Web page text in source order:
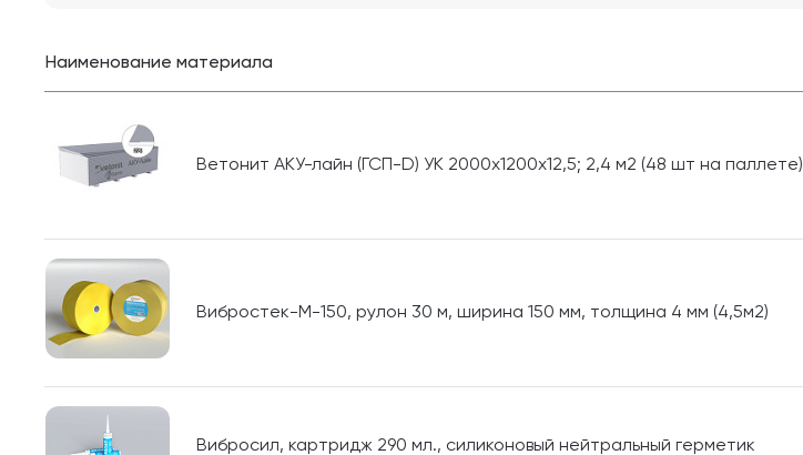
Наименование материала
Ветонит АКУ-лайн (ГСП-D) УК 2000х1200х12,5; 2,4 м2 (48 шт на паллете)
Вибростек-М-150, рулон 30 м, ширина 150 мм, толщина 4 мм (4,5м2)
Вибросил, картридж 290 мл., силиконовый нейтральный герметик